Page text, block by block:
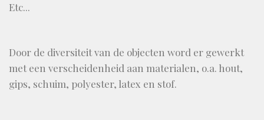
Etc...
Door de diversiteit van de objecten word er gewerkt
met een verscheidenheid aan materialen, o.a. hout,
gips, schuim, polyester, latex en stof.